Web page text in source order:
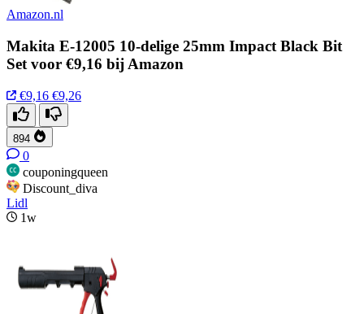
Amazon.nl
Makita E-12005 10-delige 25mm Impact Black Bit
Set voor €9,16 bij Amazon
€9,16 €9,26
894
0
couponingqueen
Discount_diva
Lidl
1w